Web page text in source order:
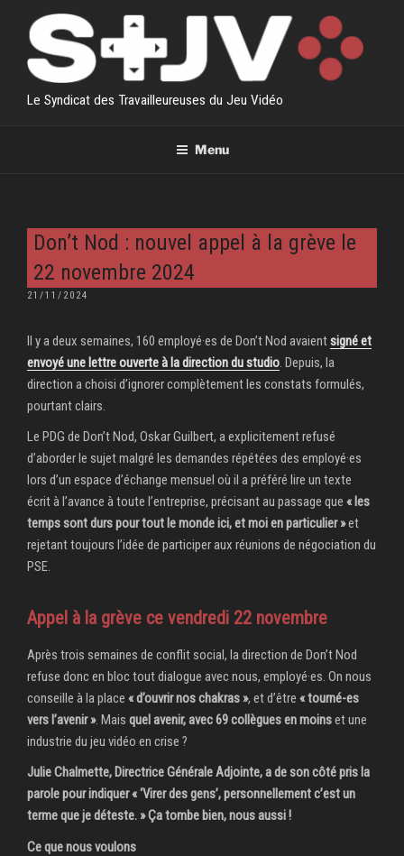
contenu
principal
Le Syndicat des Travailleureuses du Jeu Vidéo
Menu
Don’t Nod : nouvel appel à la grève le
22 novembre 2024
PUBLIÉ
21/11/2024
Il y a deux semaines, 160 employé·es de Don’t Nod avaientsigné et
envoyé une lettre ouverte à la direction du studio . Depuis, la
direction a choisi d’ignorer complètement les constats formulés,
pourtant clairs.
Le PDG de Don’t Nod, Oskar Guilbert, a explicitement refusé
d’aborder le sujet malgré les demandes répétées des employé·es
lors d’un espace d’échange mensuel où il a préféré lire un texte
écrit à l’avance à toute l’entreprise, précisant au passage que « les
temps sont durs pour tout le monde ici, et moi en particulier »et
rejetant toujours l’idée de participer aux réunions de négociation du
PSE.
Appel à la grève ce vendredi 22 novembre
Après trois semaines de conflit social, la direction de Don’t Nod
refuse donc en bloc tout dialogue avec nous, employé·es. On nous
conseille à la place « d’ouvrir nos chakras », et d’être « tourné-es
vers l’avenir ». Mais quel avenir, avec 69 collègues en moinset une
industrie du jeu vidéo en crise ?
Julie Chalmette, Directrice Générale Adjointe, a de son côté pris la
parole pour indiquer « ‘Virer des gens’, personnellement c’est un
terme que je déteste. » Ça tombe bien, nous aussi !
Ce que nous voulons